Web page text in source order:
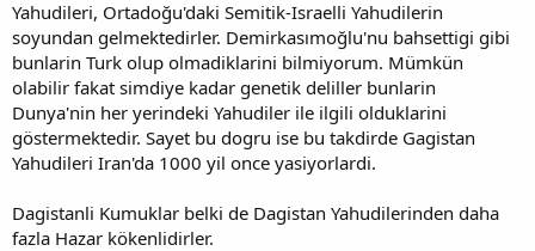
Yahudileri, Ortadoğu'daki Semitik-Israelli Yahudilerin
soyundan gelmektedirler. Demirkasımoğlu'nu bahsettigi gibi
bunlarin Turk olup olmadiklarini bilmiyorum. Mümkün
olabilir fakat simdiye kadar genetik deliller bunlarin
Dunya'nin her yerindeki Yahudiler ile ilgili olduklarini
göstermektedir. Sayet bu dogru ise bu takdirde Gagistan
Yahudileri Iran'da 1000 yil once yasiyorlardi.
Dagistanli Kumuklar belki de Dagistan Yahudilerinden daha
fazla Hazar kökenlidirler.